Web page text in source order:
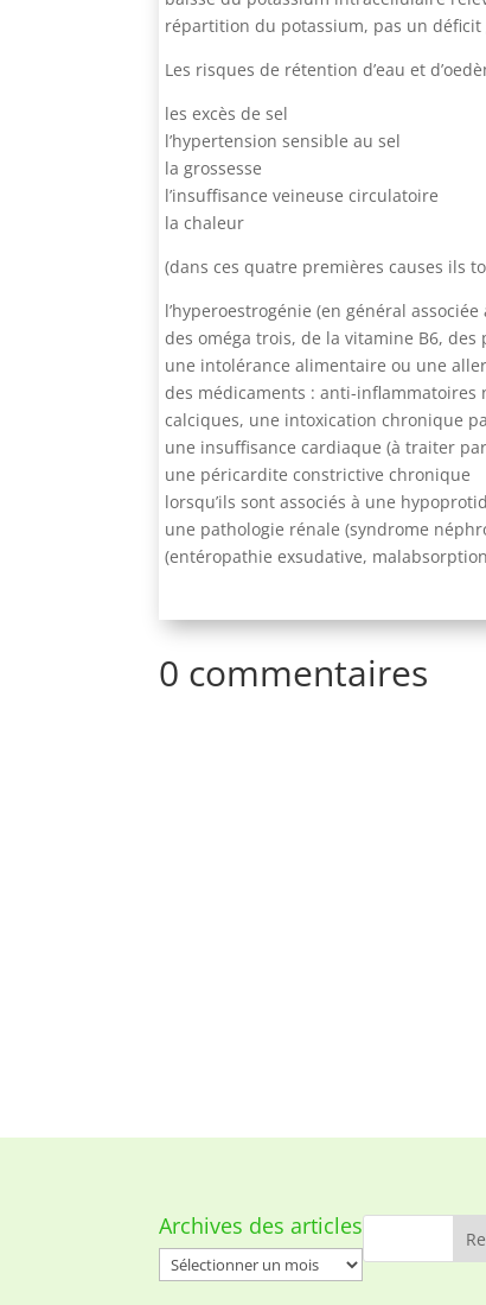
répartition du potassium, pas un déficit
Les risques de rétention d’eau et
les excès de sel
l’hypertension sensible au sel
la grossesse
l’insuffisance veineuse circulatoire
la chaleur
(dans ces quatre premières causes ils
l’hyperoestrogénie (en général
des oméga trois, de la vitamine B6, des
une intolérance alimentaire ou une
des médicaments : anti-
calciques, une intoxication chronique
une insuffisance cardiaque (à traiter
une péricardite constrictive chronique
lorsqu’ils sont associés à une
une pathologie rénale (syndrome
(entéropathie exsudative,
0 commentaires
Archives des articles
Archives
des